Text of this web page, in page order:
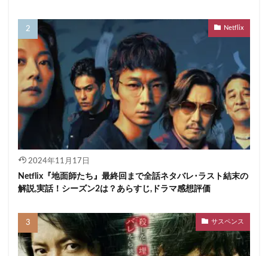
Netflix
2024年11月17日
Netflix『地面師たち』最終回まで全話ネタバレ･ラスト結末の
解説,実話！シーズン2は？あらすじ,ドラマ感想評価
サスペンス